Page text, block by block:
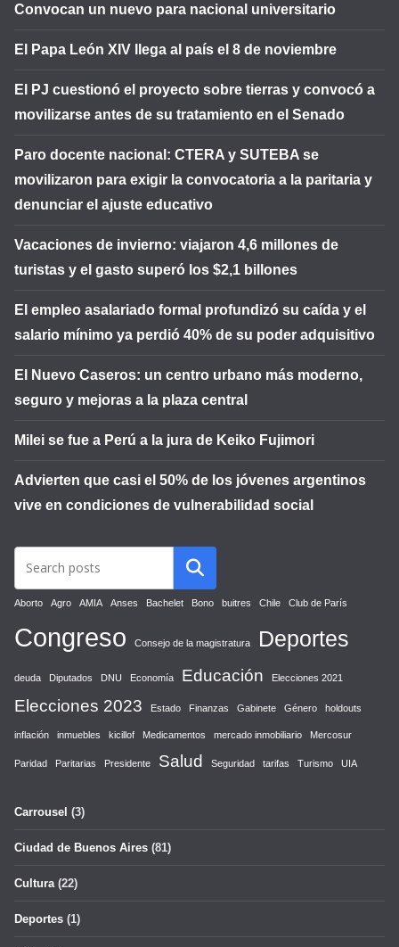
Convocan un nuevo para nacional universitario
El Papa León XIV llega al país el 8 de noviembre
El PJ cuestionó el proyecto sobre tierras y convocó a
movilizarse antes de su tratamiento en el Senado
Paro docente nacional: CTERA y SUTEBA se
movilizaron para exigir la convocatoria a la paritaria y
denunciar el ajuste educativo
Vacaciones de invierno: viajaron 4,6 millones de
turistas y el gasto superó los $2,1 billones
El empleo asalariado formal profundizó su caída y el
salario mínimo ya perdió 40% de su poder adquisitivo
El Nuevo Caseros: un centro urbano más moderno,
seguro y mejoras a la plaza central
Milei se fue a Perú a la jura de Keiko Fujimori
Advierten que casi el 50% de los jóvenes argentinos
vive en condiciones de vulnerabilidad social
Aborto Agro AMIA Anses Bachelet Bono buitres Chile Club de París
Congreso Consejo de la magistratura Deportes
deuda Diputados DNU Economía Educación Elecciones 2021
Elecciones 2023 Estado Finanzas Gabinete Género holdouts
inflación inmuebles kicillof Medicamentos mercado inmobiliario Mercosur
Paridad Paritarias Presidente Salud Seguridad tarifas Turismo UIA
Carrousel (3)
Ciudad de Buenos Aires (81)
Cultura(22)
Deportes (1)